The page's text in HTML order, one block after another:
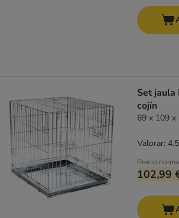
Set jaula
cojín
69 x 109 x
Precio
102,99
Valorar: